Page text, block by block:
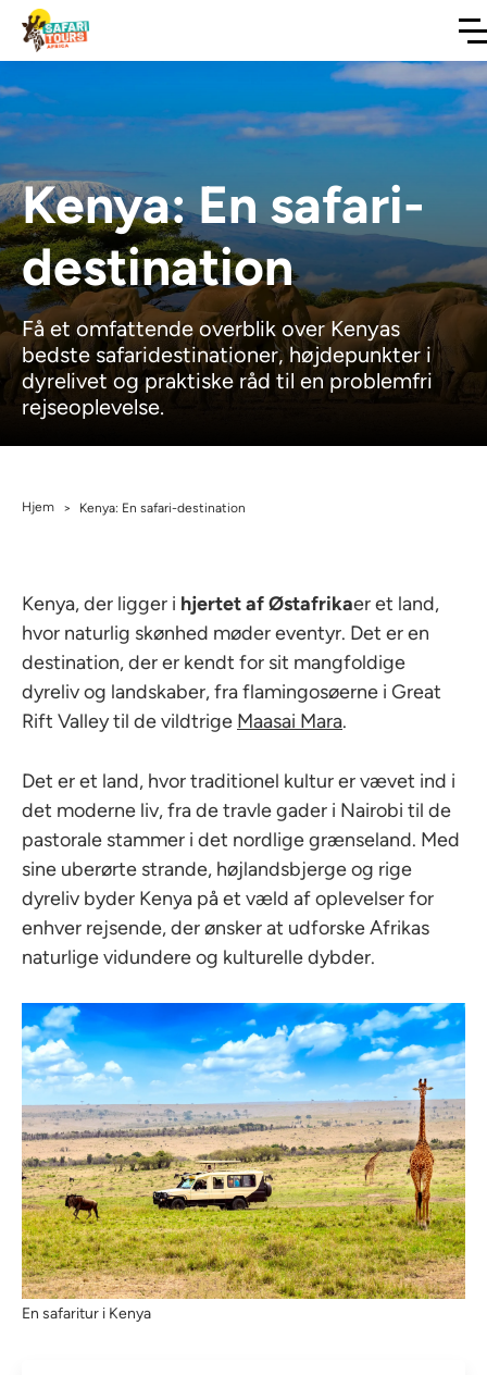
Kenya: En safari-
destination
Få et omfattende overblik over Kenyas
bedste safaridestinationer, højdepunkter i
dyrelivet og praktiske råd til en problemfri
rejseoplevelse.
Hjem > Kenya: En safari-destination
Kenya, der ligger i hjertet af Østafrikaer et land,
hvor naturlig skønhed møder eventyr. Det er en
destination, der er kendt for sit mangfoldige
dyreliv og landskaber, fra flamingosøerne i Great
Rift Valley til de vildtrige Maasai Mara.
Det er et land, hvor traditionel kultur er vævet ind i
det moderne liv, fra de travle gader i Nairobi til de
pastorale stammer i det nordlige grænseland. Med
sine uberørte strande, højlandsbjerge og rige
dyreliv byder Kenya på et væld af oplevelser for
enhver rejsende, der ønsker at udforske Afrikas
naturlige vidundere og kulturelle dybder.
En safaritur i Kenya